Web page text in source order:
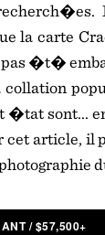
carte
pas �t�
�tat sont...
cet article,
/$57,500+